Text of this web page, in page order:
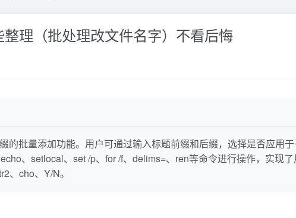
理（批处理改文件名字）不看后悔
的批量添加功能。用户可通过输入标题前缀和后缀，选择是否应用
、setlocal、set /p、for /f、delims=、ren等命令进行操作，实现
、cho、Y/N。